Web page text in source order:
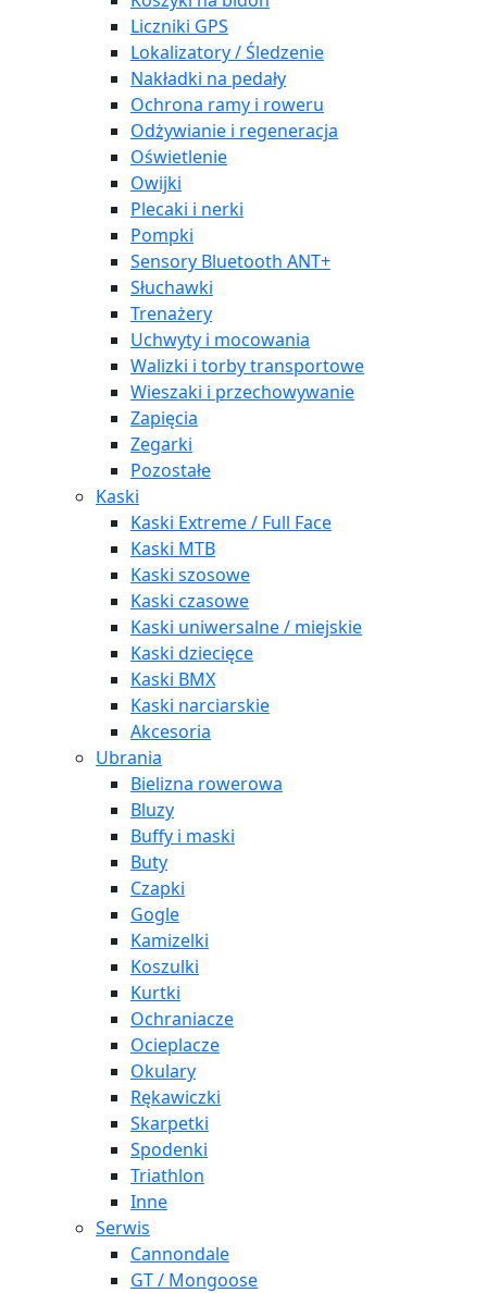
Liczniki GPS
Lokalizatory / Śledzenie
Nakładki na pedały
Ochrona ramy i roweru
Odżywianie i regeneracja
Oświetlenie
Owijki
Plecaki i nerki
Pompki
Sensory Bluetooth ANT+
Słuchawki
Trenażery
Uchwyty i mocowania
Walizki i torby transportowe
Wieszaki i przechowywanie
Zapięcia
Zegarki
Pozostałe
Kaski
Kaski Extreme / Full Face
Kaski MTB
Kaski szosowe
Kaski czasowe
Kaski uniwersalne / miejskie
Kaski dziecięce
Kaski BMX
Kaski narciarskie
Akcesoria
Ubrania
Bielizna rowerowa
Bluzy
Buffy i maski
Buty
Czapki
Gogle
Kamizelki
Koszulki
Kurtki
Ochraniacze
Ocieplacze
Okulary
Rękawiczki
Skarpetki
Spodenki
Triathlon
Inne
Serwis
Cannondale
GT / Mongoose